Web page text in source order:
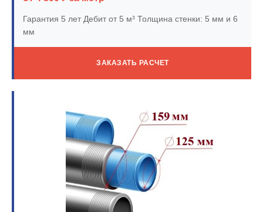
Гарантия 5 летДебит от 5 м³ Толщина стенки: 5 мм и 6
мм
ЗАКАЗАТЬ РАСЧЕТ